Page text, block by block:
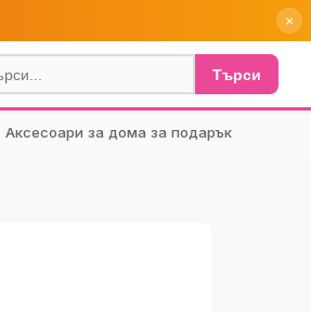
×
Търси
Аксесоари за дома за подарък